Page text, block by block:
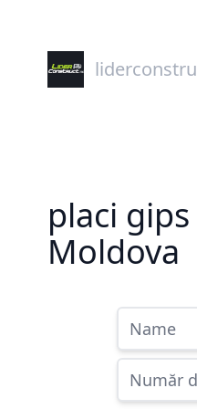
placi
Moldova